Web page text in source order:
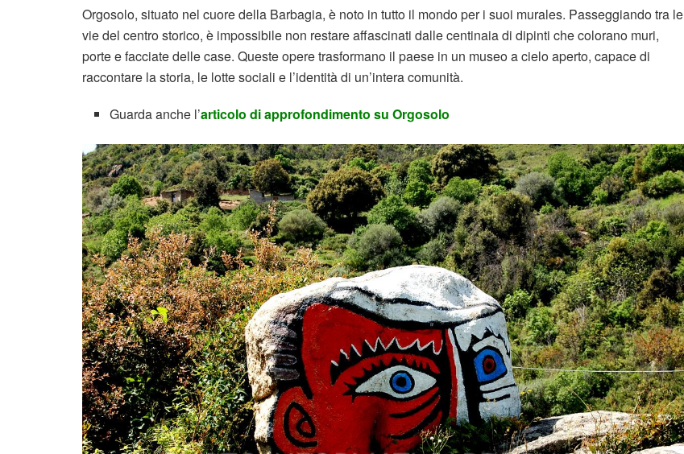
Orgosolo, situato nel cuore della Barbagia, è noto in tutto il mondo per i suoi murales. Passeggiando tra le
vie del centro storico, è impossibile non restare affascinati dalle centinaia di dipinti che colorano muri,
porte e facciate delle case. Queste opere trasformano il paese in un museo a cielo aperto, capace di
raccontare la storia, le lotte sociali e l’identità di un’intera comunità.
Guarda anche l’articolo di approfondimento su Orgosolo